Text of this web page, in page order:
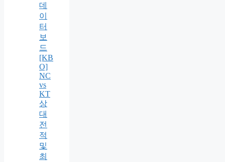
데
이
터
보
드
[KB
O]
NC
vs
KT
상
대
전
적
및
최